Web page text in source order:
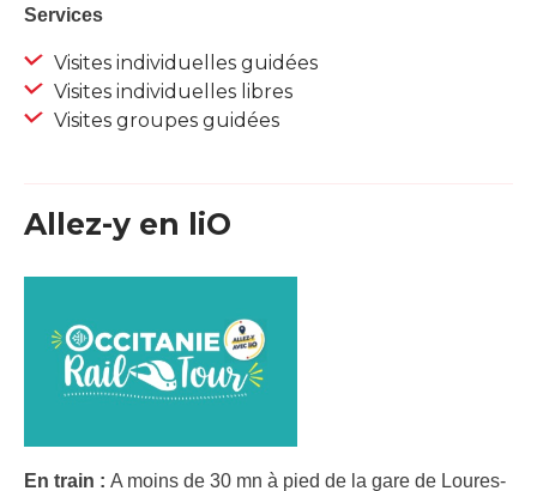
Services
Visites individuelles guidées
Visites individuelles libres
Visites groupes guidées
Allez-y en liO
En train : A moins de 30 mn à pied de la gare de Loures-